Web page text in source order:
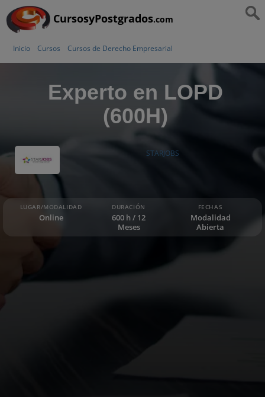
CursosyPostgrados.com
Inicio Cursos Cursos de Derecho Empresarial
Experto en LOPD
(600H)
STARJOBS
LUGAR/MODALIDAD
Online
DURACIÓN
600 h / 12
Meses
FECHAS
Modalidad
Abierta